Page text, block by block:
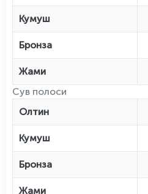
Кумуш
Бронза
Жами
Сув полоси
Олтин
Кумуш
Бронза
Жами